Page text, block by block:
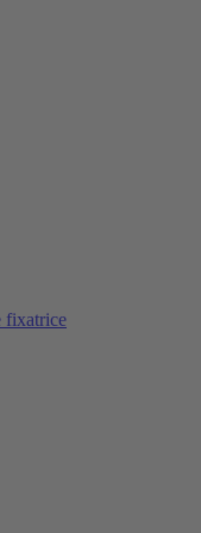
fixatrice